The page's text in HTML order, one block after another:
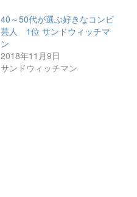
40～50代が選ぶ好きなコンビ
芸人 1位 サンドウィッチマ
ン
2018年11月9日
サンドウィッチマン